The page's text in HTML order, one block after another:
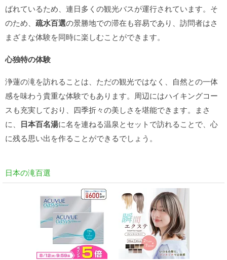
ばれているため、連日多くの観光バスが運行されています。そ
のため、 疏水百選の景勝地での滞在も容易であり、訪問者はさ
まざまな体験を同時に楽しむことができます。
心独特の体験
浄蓮の滝を訪れることは、ただの観光ではなく、自然との一体
感を味わう貴重な体験でもあります。周辺にはハイキングコー
スも充実しており、四季折々の美しさを堪能できます。まさ
に、 日本百名湯に名を連ねる温泉とセットで訪れることで、心
に残る思い出を作ることができるでしょう。
日本の滝百選